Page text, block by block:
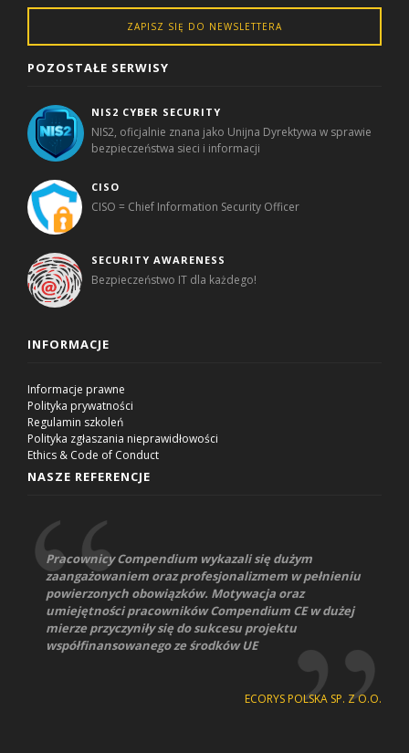
ZAPISZ SIĘ DO NEWSLETTERA
POZOSTAŁE SERWISY
NIS2 CYBER SECURITY
NIS2, oficjalnie znana jako Unijna Dyrektywa w sprawie
bezpieczeństwa sieci i informacji
CISO
CISO = Chief Information Security Officer
SECURITY AWARENESS
Bezpieczeństwo IT dla każdego!
INFORMACJE
Informacje prawne
Polityka prywatności
Regulamin szkoleń
Polityka zgłaszania nieprawidłowości
Ethics & Code of Conduct
NASZE REFERENCJE
Pracownicy Compendium wykazali się dużym
zaangażowaniem oraz profesjonalizmem w pełnieniu
powierzonych obowiązków. Motywacja oraz
umiejętności pracowników Compendium CE w dużej
mierze przyczyniły się do sukcesu projektu
współfinansowanego ze środków UE
ECORYS POLSKA SP. Z O.O.